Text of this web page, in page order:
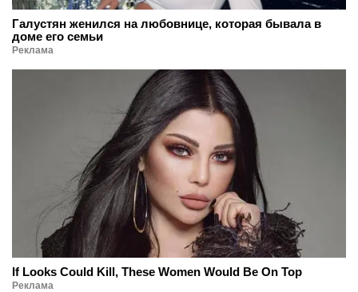
Галустян женился на любовнице, которая бывала в
доме его семьи
Реклама
If Looks Could Kill, These Women Would Be On Top
Реклама